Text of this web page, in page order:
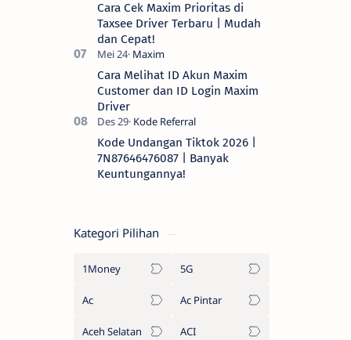
Cara Cek Maxim Prioritas di
Taxsee Driver Terbaru | Mudah
dan Cepat!
Cara Melihat ID Akun Maxim
Customer dan ID Login Maxim
Driver
Kode Undangan Tiktok 2026 |
7N87646476087 | Banyak
Keuntungannya!
Kategori Pilihan
1Money 5G
Ac Ac Pintar
Aceh Selatan ACI